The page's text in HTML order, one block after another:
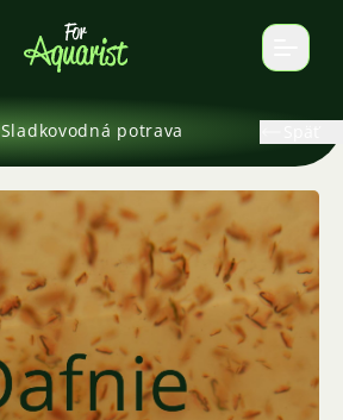
Sladkovodná potrava